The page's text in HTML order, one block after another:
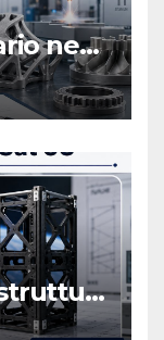
negli
board,
PEEK